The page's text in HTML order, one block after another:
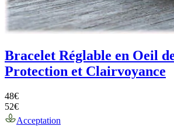
Bracelet Réglable en Oeil
Protection et Clairvoyance
48€
52€
Acceptation